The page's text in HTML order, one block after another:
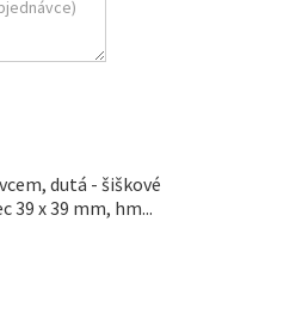
dutá - šiškové
39 x 39 mm, hm...